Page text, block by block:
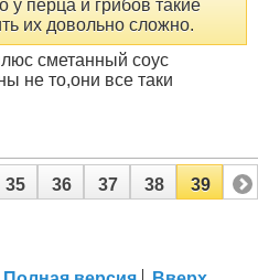
у перца и грибов такие
их довольно сложно.
сметанный соус
не то,они все таки
35 36 37 38 39